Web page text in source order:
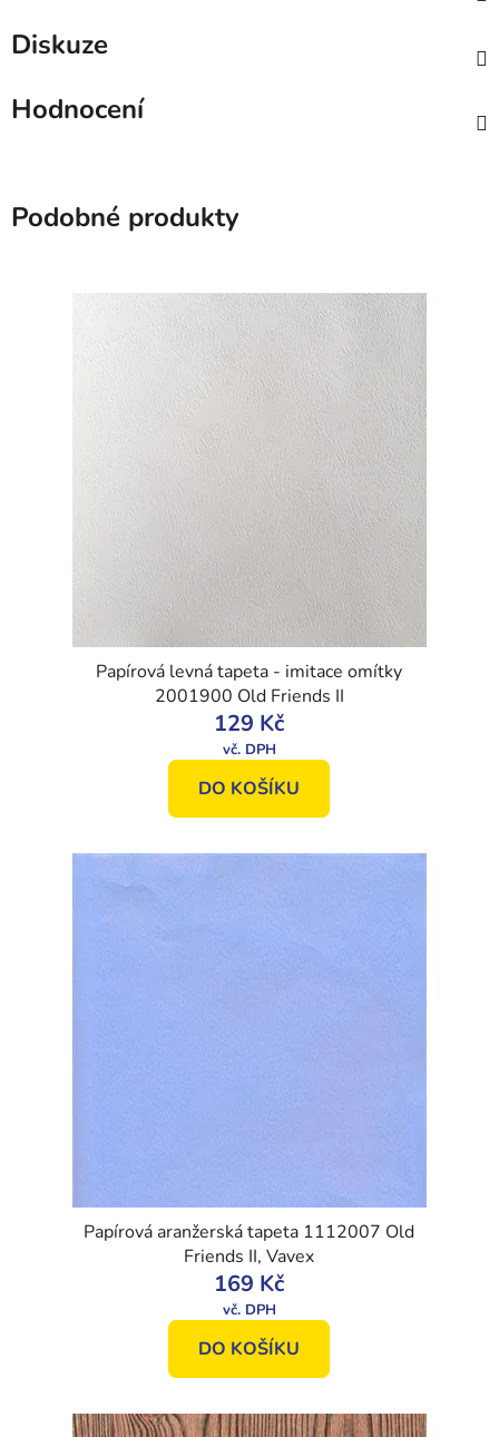
Diskuze
Hodnocení
Podobné produkty
Papírová levná tapeta - imitace omítky
2001900 Old Friends II
129 Kč
DO KOŠÍKU
Papírová aranžerská tapeta 1112007 Old
Friends II, Vavex
169 Kč
DO KOŠÍKU